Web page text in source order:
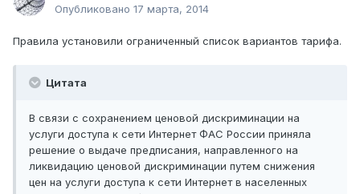
Опубликовано 17 марта, 2014
Правила установили ограниченный список вариантов тарифа.
Цитата
В связи с сохранением ценовой дискриминации на
услуги доступа к сети Интернет ФАС России приняла
решение о выдаче предписания, направленного на
ликвидацию ценовой дискриминации путем снижения
цен на услуги доступа к сети Интернет в населенных